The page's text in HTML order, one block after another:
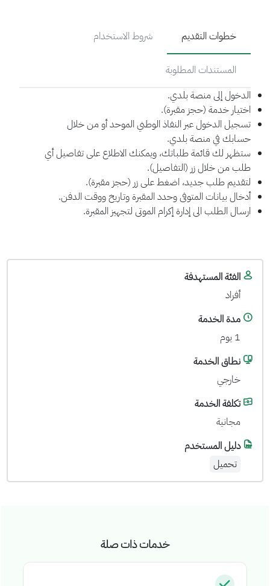
خطوات التقديم شروط الاستخدام
المستندات المطلوبة
الدخول إلى منصة بلدي.
اختيار خدمة (حجز مقبرة).
تسجيل الدخول عبر النفاذ الوطني الموحد أو من خلال
حسابك في منصة بلدي.
ستظهر لك قائمة طلباتك، ويمكنك الاطلاع على تفاصيل أي
طلب من خلال زر (التفاصيل).
لتقديم طلب جديد، اضغط على زر (حجز مقبرة).
أدخال بيانات المتوفى وحدد المقبرة وتاريخ ووقت الدفن.
ارسال الطلب الى إدارة إكرام الموتى لتجهيز المقبرة.
الفئة المستهدفة
أفراد
مدة الخدمة
1 يوم
نطاق الخدمة
خارجي
تكلفة الخدمة
مجانية
دليل المستخدم
تحميل
خدمات ذات صلة